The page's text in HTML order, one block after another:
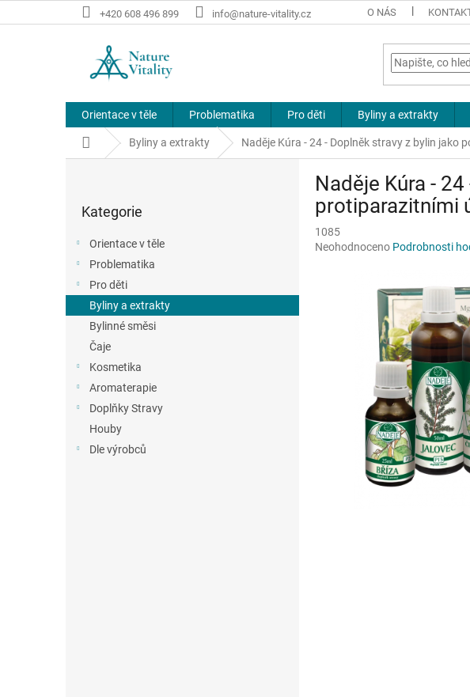
na
+420 608 496 899 info@nature-vitality.cz O NÁS
Orientace v těle Problematika Pro děti Byliny a extrakty
Domů Byliny a extrakty Naděje Kúra - 24 - Doplněk stravy z bylin jako
kategorie
Kategorie
Orientace v těle
Problematika
Pro děti
Byliny a extrakty
Bylinné směsi
Čaje
Kosmetika
Aromaterapie
Doplňky Stravy
Houby
Dle výrobců
Naděje Kúra -
protiparazitními
1085
Průměrné
Neohodnoceno Podrobnosti